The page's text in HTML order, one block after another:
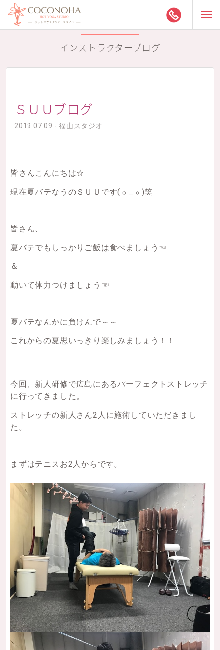
インストラクターブログ
ＳＵＵブログ
2019.07.09 - 福山スタジオ
皆さんこんにちは☆
現在夏バテなうのＳＵＵです(ㆆ_ㆆ)笑
皆さん、
夏バテでもしっかりご飯は食べましょう☜
＆
動いて体力つけましょう☜
夏バテなんかに負けんで～～
これからの夏思いっきり楽しみましょう！！
今回、新人研修で広島にあるパーフェクトストレッチ
に行ってきました。
ストレッチの新人さん2人に施術していただきまし
た。
まずはテニスお2人からです。